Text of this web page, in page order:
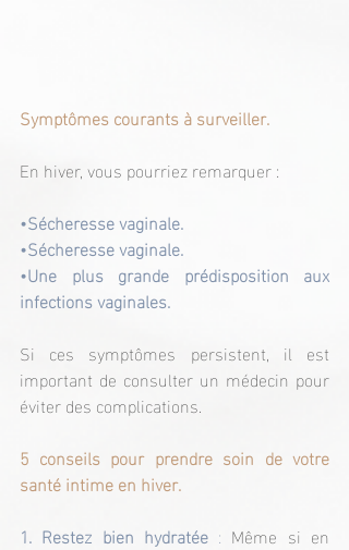
Symptômes courants à surveiller.
En hiver, vous pourriez remarquer :
•Sécheresse vaginale.
•Sécheresse vaginale.
•Une plus grande prédisposition aux
infections vaginales.
Si ces symptômes persistent, il est
important de consulter un médecin pour
éviter des complications.
5 conseils pour prendre soin de votre
santé intime en hiver.
1. Restez bien hydratée : Même si en